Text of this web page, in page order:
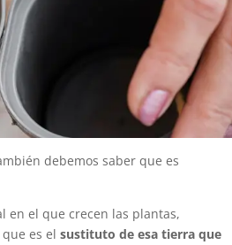
debemos saber que es
en el que crecen las plantas,
que es elsustituto de esa tierra que